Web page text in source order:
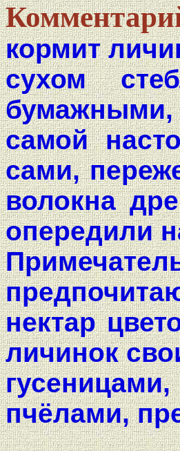
кормит
сухом
бумажными,
самой
сами,
волокна
опередили
нектар
личинок
пчёлами,